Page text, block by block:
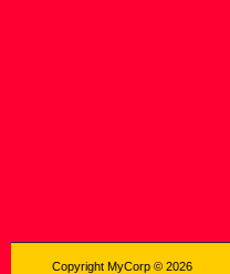
Copyright MyCorp © 2026